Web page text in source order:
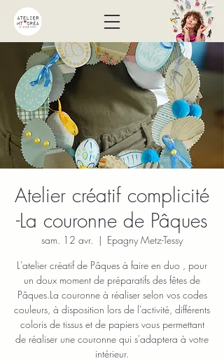
Atelier créatif complicité
-La couronne de Pâques
sam. 12 avr.
  |
Epagny Metz-Tessy
L'atelier créatif de Pâques à faire en duo , pour
un doux moment de préparatifs des fêtes de
Pâques.La couronne à réaliser selon vos codes
couleurs, à disposition lors de l'activité, différents
coloris de tissus et de papiers vous permettant
de réaliser une couronne qui s'adaptera à votre
intérieur.